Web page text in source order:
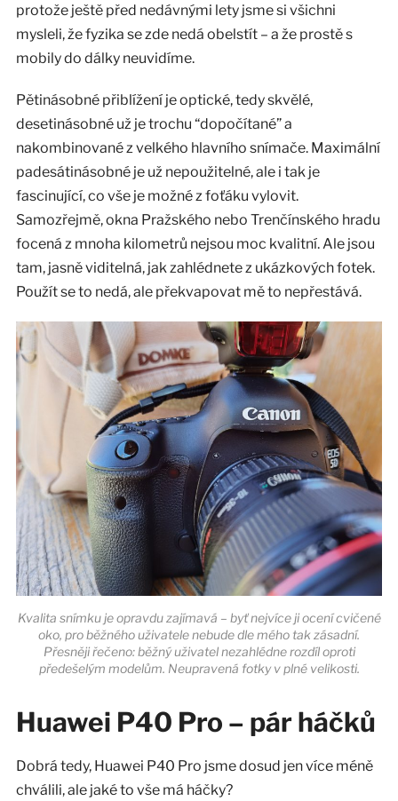
protože ještě před nedávnými lety jsme si všichni
mysleli, že fyzika se zde nedá obelstít – a že prostě s
mobily do dálky neuvidíme.
Pětinásobné přiblížení je optické, tedy skvělé,
desetinásobné už je trochu “dopočítané” a
nakombinované z velkého hlavního snímače. Maximální
padesátinásobné je už nepoužitelné, ale i tak je
fascinující, co vše je možné z foťáku vylovit.
Samozřejmě, okna Pražského nebo Trenčínského hradu
focená z mnoha kilometrů nejsou moc kvalitní. Ale jsou
tam, jasně viditelná, jak zahlédnete z ukázkových fotek.
Použít se to nedá, ale překvapovat mě to nepřestává.
Kvalita snímku je opravdu zajímavá – byť nejvíce ji ocení cvičené
oko, pro běžného uživatele nebude dle mého tak zásadní.
Přesněji řečeno: běžný uživatel nezahlédne rozdíl oproti
předešelým modelům. Neupravená fotky v plné velikosti.
Huawei P40 Pro – pár háčků
Dobrá tedy, Huawei P40 Pro jsme dosud jen více méně
chválili, ale jaké to vše má háčky?